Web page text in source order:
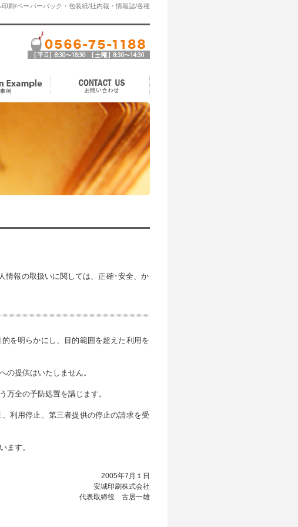
刷/ペーパーバック・包装紙/社内報・情報誌/各種
情報の取扱いに関しては、正確･安全、か
を明らかにし、目的範囲を超えた利用を
の提供はいたしません。
万全の予防処置を講じます。
利用停止、第三者提供の停止の請求を受
ます。
2005年7月１日
安城印刷株式会社
代表取締役 古居一雄